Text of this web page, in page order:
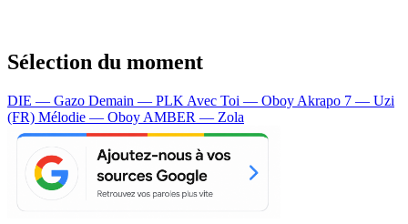
Sélection du moment
DIE — Gazo Demain — PLK Avec Toi — Oboy Akrapo 7 — Uzi
(FR) Mélodie — Oboy AMBER — Zola